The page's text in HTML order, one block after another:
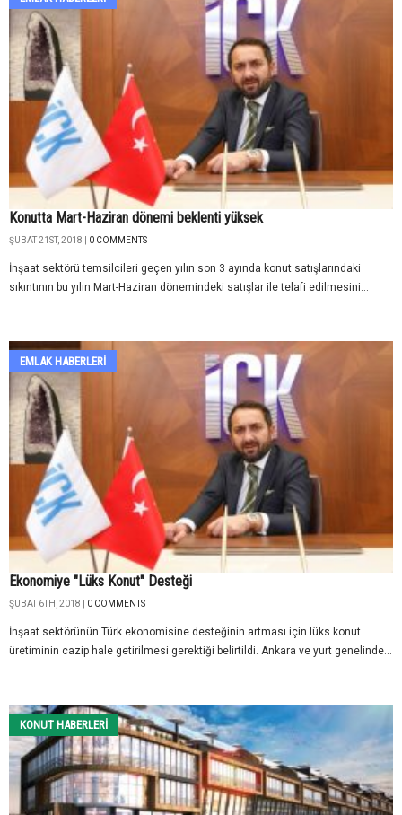
Konutta Mart-Haziran dönemi beklenti yüksek
ŞUBAT 21ST, 2018 | 0 COMMENTS
İnşaat sektörü temsilcileri geçen yılın son 3 ayında konut satışlarındaki
sıkıntının bu yılın Mart-Haziran dönemindeki satışlar ile telafi edilmesini...
EMLAK HABERLERI
Ekonomiye "Lüks Konut" Desteği
ŞUBAT 6TH, 2018 | 0 COMMENTS
İnşaat sektörünün Türk ekonomisine desteğinin artması için lüks konut
üretiminin cazip hale getirilmesi gerektiği belirtildi. Ankara ve yurt genelinde...
KONUT HABERLERI